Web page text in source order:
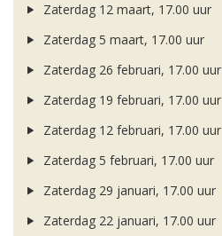
Zaterdag 12 maart, 17.00 uur
Zaterdag 5 maart, 17.00 uur
Zaterdag 26 februari, 17.00 uur
Zaterdag 19 februari, 17.00 uur
Zaterdag 12 februari, 17.00 uur
Zaterdag 5 februari, 17.00 uur
Zaterdag 29 januari, 17.00 uur
Zaterdag 22 januari, 17.00 uur